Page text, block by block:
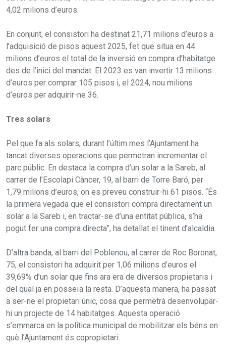
4,02 milions d’euros.
En conjunt, el consistori ha destinat 21,71 milions d’euros a
l’adquisició de pisos aquest 2025, fet que situa en 44
milions d’euros el total de la inversió en compra d’habitatge
des de l’inici del mandat. El 2023 es van invertir 13 milions
d’euros per comprar 105 pisos i, el 2024, nou milions
d’euros per adquirir-ne 36.
Tres solars
Pel que fa als solars, durant l’últim mes l’Ajuntament ha
tancat diverses operacions que permetran incrementar el
parc públic. En destaca la compra d’un solar a la Sareb, al
carrer de l’Escolapi Càncer, 19, al barri de Torre Baró, per
1,79 milions d’euros, on es preveu construir-hi 61 pisos. “És
la primera vegada que el consistori compra directament un
solar a la Sareb i, en tractar-se d’una entitat pública, s’ha
pogut fer una compra directa”, ha detallat el tinent d’alcaldia.
D’altra banda, al barri del Poblenou, al carrer de Roc Boronat,
75, el consistori ha adquirit per 1,06 milions d’euros el
39,69% d’un solar que fins ara era de diversos propietaris i
del qual ja en posseïa la resta. D’aquesta manera, ha passat
a ser-ne el propietari únic, cosa que permetrà desenvolupar-
hi un projecte de 14 habitatges. Aquesta operació
s’emmarca en la política municipal de mobilitzar els béns en
què l’Ajuntament és copropietari.